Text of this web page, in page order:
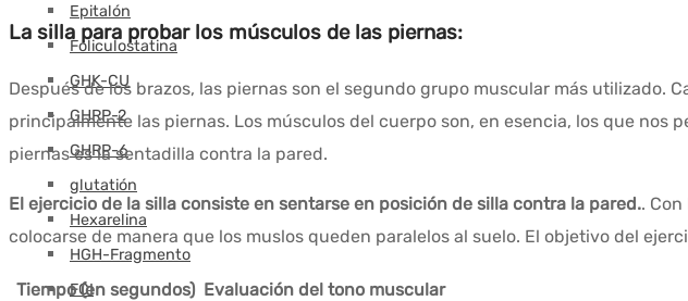
Epitalón
Foliculostatina
GHK-CU
GHRP-2
GHRP-6
glutatión
Hexarelina
HGH-Fragmento
FCI
La silla para probar los músculos de las piernas:
Después de los brazos, las piernas son el segundo grupo muscular más utilizado.
principalmente las piernas. Los músculos del cuerpo son, en esencia, los que nos
piernas es la sentadilla contra la pared.
El ejercicio de la silla consiste en sentarse en posición de silla contra la pared..
colocarse de manera que los muslos queden paralelos al suelo. El objetivo del
Tiempo (en segundos) Evaluación del tono muscular